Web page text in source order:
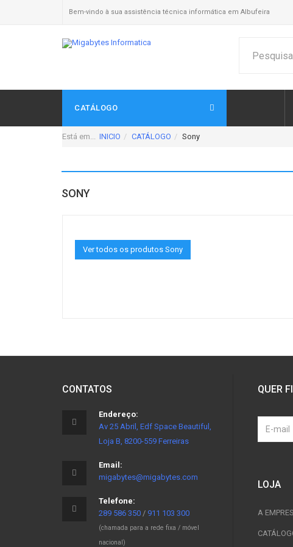
Bem-vindo à sua assistência técnica informática em Albufeira
CATÁLOGO
Está em... INICIO CATÁLOGO Sony
SONY
Ver todos os produtos Sony
CONTATOS
Endereço:
Av 25 Abril, Edf Space Beautiful,
Loja B, 8200-559 Ferreiras
Email:
migabytes@migabytes.com
Telefone:
289 586 350 / 911 103 300
(chamada para a rede fixa / móvel
nacional)
QUER
LOJA
A